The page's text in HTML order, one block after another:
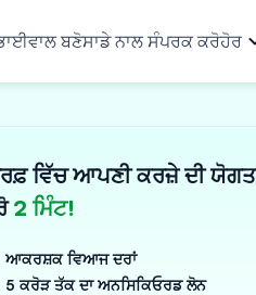
ਅਤੇ ਉਦਯੋਗਿਕ
ਬਣੋਸਾਡੇ ਨਾਲ ਸੰਪਰਕ ਕਰੋਹੋਰ
हिन्दी
ଓଡ଼ିଆ
DSA
ਵਿੱਚ ਆਪਣੀ ਕਰਜ਼ੇ ਦੀ
2 ਮਿੰਟ!
ਆਕਰਸ਼ਕ ਵਿਆਜ ਦਰਾਂ
5 ਕਰੋੜ ਤੱਕ ਦਾ ਅਨਸਿਕਿਓਰਡ ਲੋਨ